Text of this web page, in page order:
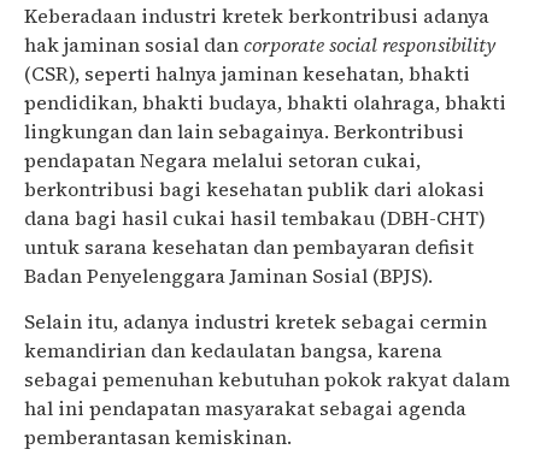
Keberadaan industri kretek berkontribusi adanya
hak jaminan sosial dancorporate social responsibility
(CSR), seperti halnya jaminan kesehatan, bhakti
pendidikan, bhakti budaya, bhakti olahraga, bhakti
lingkungan dan lain sebagainya. Berkontribusi
pendapatan Negara melalui setoran cukai,
berkontribusi bagi kesehatan publik dari alokasi
dana bagi hasil cukai hasil tembakau (DBH-CHT)
untuk sarana kesehatan dan pembayaran defisit
Badan Penyelenggara Jaminan Sosial (BPJS).
Selain itu, adanya industri kretek sebagai cermin
kemandirian dan kedaulatan bangsa, karena
sebagai pemenuhan kebutuhan pokok rakyat dalam
hal ini pendapatan masyarakat sebagai agenda
pemberantasan kemiskinan.